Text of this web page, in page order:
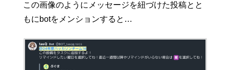
この画像のようにメッセージを紐づけた投稿とと
もにbotをメンションすると…